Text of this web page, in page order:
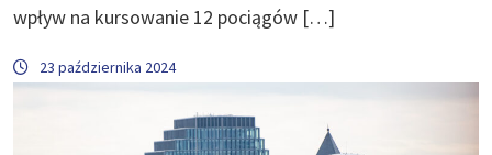
wpływ na kursowanie 12 pociągów […]
23 października 2024